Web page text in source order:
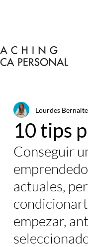
10 tips
Lourdes Bernalte
Conseguir
actuales,
empezar,